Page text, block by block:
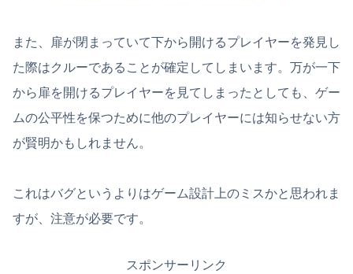
また、扉が閉まっていて下から開けるプレイヤーを発見し
た際はクルーであることが確定してしまいます。万が一下
から扉を開けるプレイヤーを見てしまったとしても、ゲー
ムの公平性を保つために他のプレイヤーには知らせない方
が賢明かもしれません。
これはバグというよりはゲーム設計上のミスかと思われま
すが、注意が必要です。
スポンサーリンク